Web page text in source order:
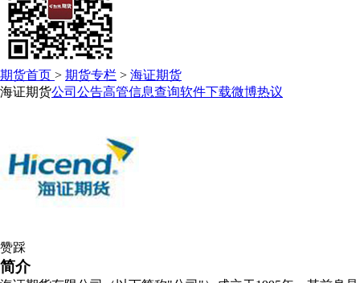
期货首页 > 期货专栏 > 海证期货
海证期货公司公告高管信息查询软件下载微博热议
赞踩
简介